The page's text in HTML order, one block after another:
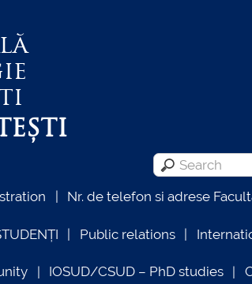
Nr. de telefon si adrese
Public relations
IOSUD/CSUD – PhD studies